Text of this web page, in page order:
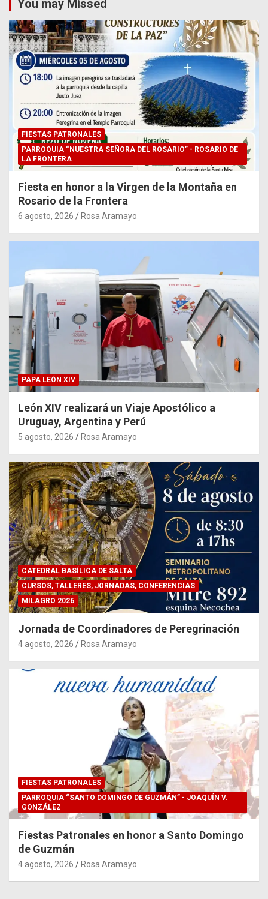
You may Missed
FIESTAS PATRONALES
PARROQUIA “NUESTRA SEÑORA DEL ROSARIO” - ROSARIO DE
LA FRONTERA
Fiesta en honor a la Virgen de la Montaña en
Rosario de la Frontera
6 agosto, 2026 Rosa Aramayo
PAPA LEÓN XIV
León XIV realizará un Viaje Apostólico a
Uruguay, Argentina y Perú
5 agosto, 2026 Rosa Aramayo
CATEDRAL BASÍLICA DE SALTA
CURSOS, TALLERES, JORNADAS, CONFERENCIAS
MILAGRO 2026
Jornada de Coordinadores de Peregrinación
4 agosto, 2026 Rosa Aramayo
FIESTAS PATRONALES
PARROQUIA “SANTO DOMINGO DE GUZMÁN” - JOAQUÍN V.
GONZÁLEZ
Fiestas Patronales en honor a Santo Domingo
de Guzmán
4 agosto, 2026 Rosa Aramayo